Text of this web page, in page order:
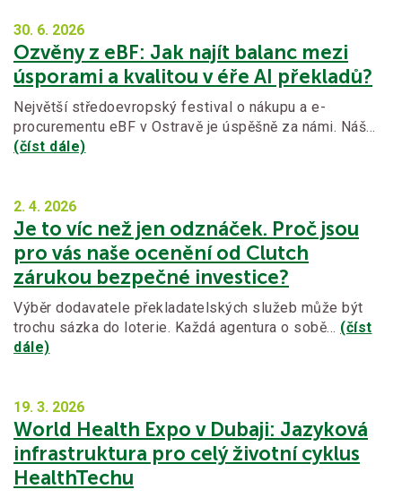
30. 6. 2026
Ozvěny z eBF: Jak najít balanc mezi
úsporami a kvalitou v éře AI překladů?
Největší středoevropský festival o nákupu a e-
procurementu eBF v Ostravě je úspěšně za námi. Náš…
(číst dále)
2. 4. 2026
Je to víc než jen odznáček. Proč jsou
pro vás naše ocenění od Clutch
zárukou bezpečné investice?
Výběr dodavatele překladatelských služeb může být
trochu sázka do loterie. Každá agentura o sobě… (číst
dále)
19. 3. 2026
World Health Expo v Dubaji: Jazyková
infrastruktura pro celý životní cyklus
HealthTechu